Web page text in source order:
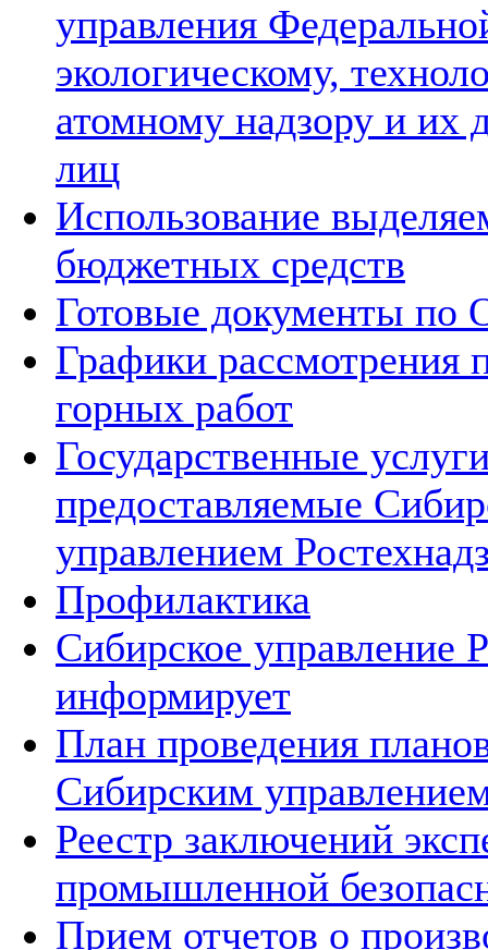
управления
экологическому,
атомному надзору и их
лиц
Использование
бюджетных средств
Готовые документы
Графики рассмотрения
горных работ
Государственные
предоставляемые
управлением
Профилактика
Сибирское управление
информирует
План проведения
Сибирским
Реестр заключений
промышленной
Прием отчетов о